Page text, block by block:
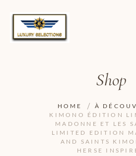
Shop
HOME
À
KIMONO ÉDITION
MADONNE ET LES
LIMITED EDITION
AND SAINTS
HERSE